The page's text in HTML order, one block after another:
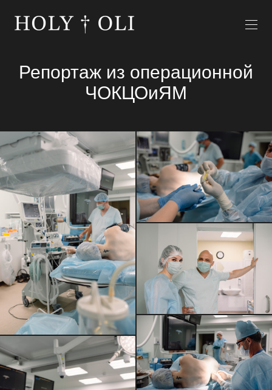
Репортаж из операционной
ЧОКЦОиЯМ